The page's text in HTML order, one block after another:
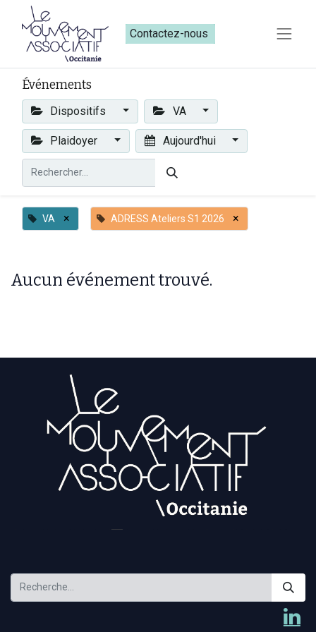
Contactez-nous​​
Événements
Dispositifs VA
Plaidoyer Aujourd'hui
VA × ADRESS Ateliers S1 2026 ×
Aucun événement trouvé.